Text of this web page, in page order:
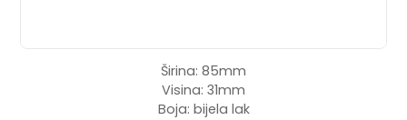
Širina: 85mm
Visina: 31mm
Boja: bijela lak